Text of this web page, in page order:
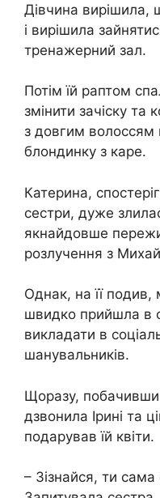
Дівчина вирішила,
і вирішила
тренажерний зал.
Потім їй раптом
змінити зачіску та
з довгим волоссям
блондинку з каре.
Катерина,
сестри, дуже
якнайдовше
розлучення з
Однак, на її
швидко прийшла в
викладати в
шанувальників.
Щоразу,
дзвонила Ірині та
подарував їй квіти.
– Зізнайся, ти сама